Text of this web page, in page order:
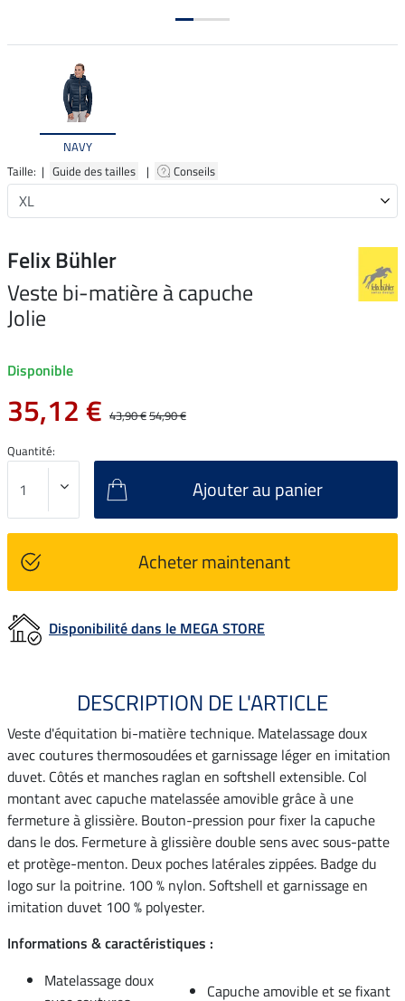
NAVY
Taille: | Guide des tailles | Conseils
Felix Bühler
Veste bi-matière à capuche
Jolie
Disponible
35,12 € 43,90 €54,90 €
Quantité:
Ajouter au panier
Acheter maintenant
Disponibilité dans le MEGA STORE
DESCRIPTION DE L'ARTICLE
Veste d'équitation bi-matière technique. Matelassage doux
avec coutures thermosoudées et garnissage léger en imitation
duvet. Côtés et manches raglan en softshell extensible. Col
montant avec capuche matelassée amovible grâce à une
fermeture à glissière. Bouton-pression pour fixer la capuche
dans le dos. Fermeture à glissière double sens avec sous-patte
et protège-menton. Deux poches latérales zippées. Badge du
logo sur la poitrine. 100 % nylon. Softshell et garnissage en
imitation duvet 100 % polyester.
Informations & caractéristiques :
Matelassage doux
Capuche amovible et se fixant